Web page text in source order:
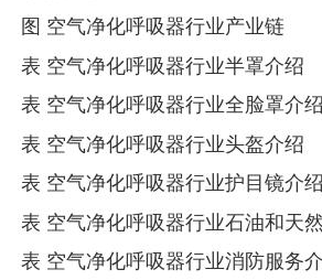
图 空气净化呼吸器行业产业链
表 空气净化呼吸器行业半罩介绍
表 空气净化呼吸器行业全脸罩介绍
表 空气净化呼吸器行业头盔介绍
表 空气净化呼吸器行业护目镜介绍
表 空气净化呼吸器行业石油和天
表 空气净化呼吸器行业消防服务